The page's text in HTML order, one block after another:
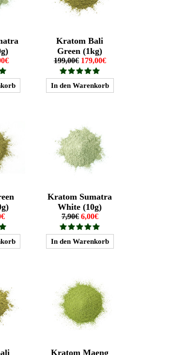
Kratom Bali
Green (1kg)
199,00€ 179,00€
Kratom Sumatra
White (10g)
7,90€ 6,00€
Kratom Maeng